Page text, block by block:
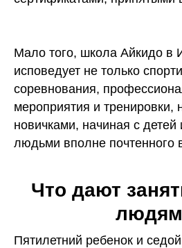
Мало того, школа Айкидо в
исповедует не только
соревнования,
мероприятия и тренировки,
новичками, начиная с детей
людьми вполне почтенного
Что дают
Пятилетний ребенок и